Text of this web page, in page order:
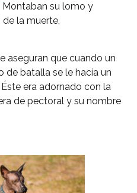
Montaban su lomo y
la muerte,
aseguran que cuando un
de batalla se le hacía un
era adornado con la
de pectoral y su nombre